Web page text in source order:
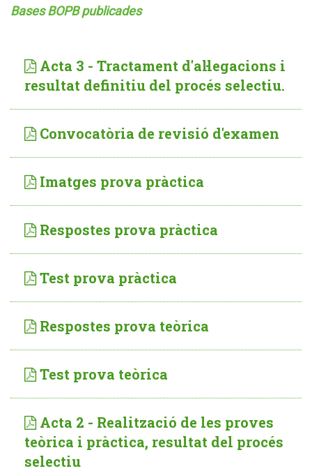
Bases BOPB publicades
Acta 3 - Tractament d'al·legacions i
resultat definitiu del procés selectiu.
Convocatòria de revisió d'examen
Imatges prova pràctica
Respostes prova pràctica
Test prova pràctica
Respostes prova teòrica
Test prova teòrica
Acta 2 - Realització de les proves
teòrica i pràctica, resultat del procés
selectiu